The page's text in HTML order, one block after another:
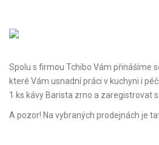
Spolu s firmou Tchibo Vám přinášíme
které Vám usnadní práci v kuchyni i
1 ks kávy Barista zrno a zaregistrovat
A pozor! Na vybraných prodejnách je